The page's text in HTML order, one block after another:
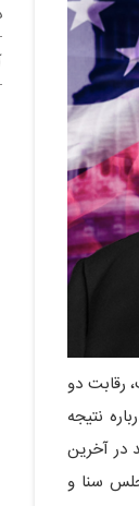
رقابت دو
نتیجه
در آخرین
سنا و